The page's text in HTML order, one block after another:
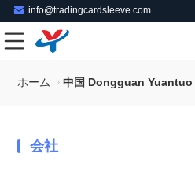
info@tradingcardsleeve.com
ホーム 中国 Dongguan
会社